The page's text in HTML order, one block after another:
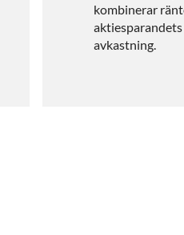
kombinerar
avkastning.